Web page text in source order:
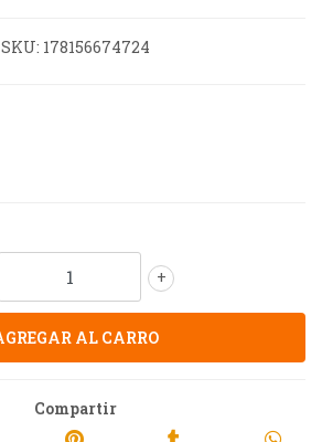
SKU: 178156674724
+
Compartir